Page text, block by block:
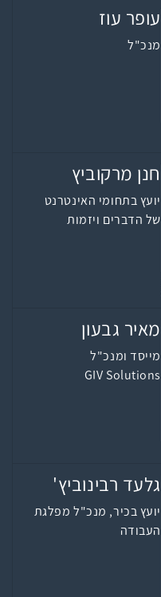
עופר עוז
מנכ"ל
חנן מרקוביץ
יועץ בתחומי האינטרנט
של הדברים ויזמות
מאיר גבעון
מייסד ומנכ"ל
GIV Solutions
גלעד רבינוביץ'
יועץ בכיר, מנכ"ל מפלגת
העבודה